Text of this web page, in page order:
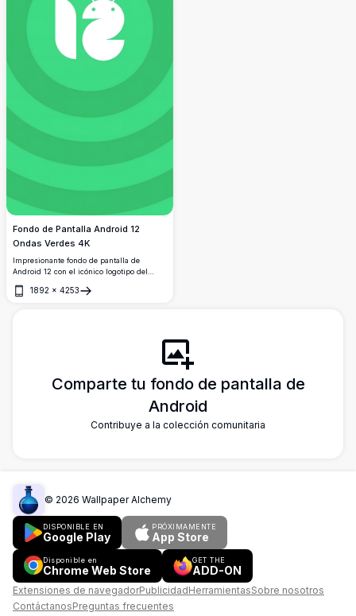
Fondo de Pantalla Android 12
Ondas Verdes 4K
Impresionante fondo de pantalla de
Android 12 con el icónico logotipo del
sobre un vibrante fondo de ondas verdes.
1892 × 4253
Abrir
Comparte tu fondo de pantalla de
Android
Contribuye a la colección comunitaria
© 2026 Wallpaper Alchemy
DISPONIBLE EN
Google Play
PRÓXIMAMENTE
App Store
Disponible en
Chrome Web Store
GET THE
ADD-ON
Extensiones de navegadorPublicidadHerramientasSobre nosotros
ContáctanosPreguntas frecuentes